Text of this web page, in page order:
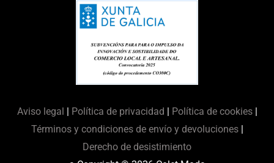
Aviso legal | Política de privacidad | Política de cookies|
Términos y condiciones de envío y devoluciones|
Derecho de desistimiento